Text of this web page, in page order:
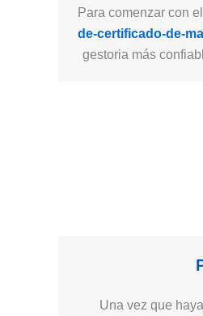
Para comenzar con
de-certificado-de-
gestoria más
Una vez que